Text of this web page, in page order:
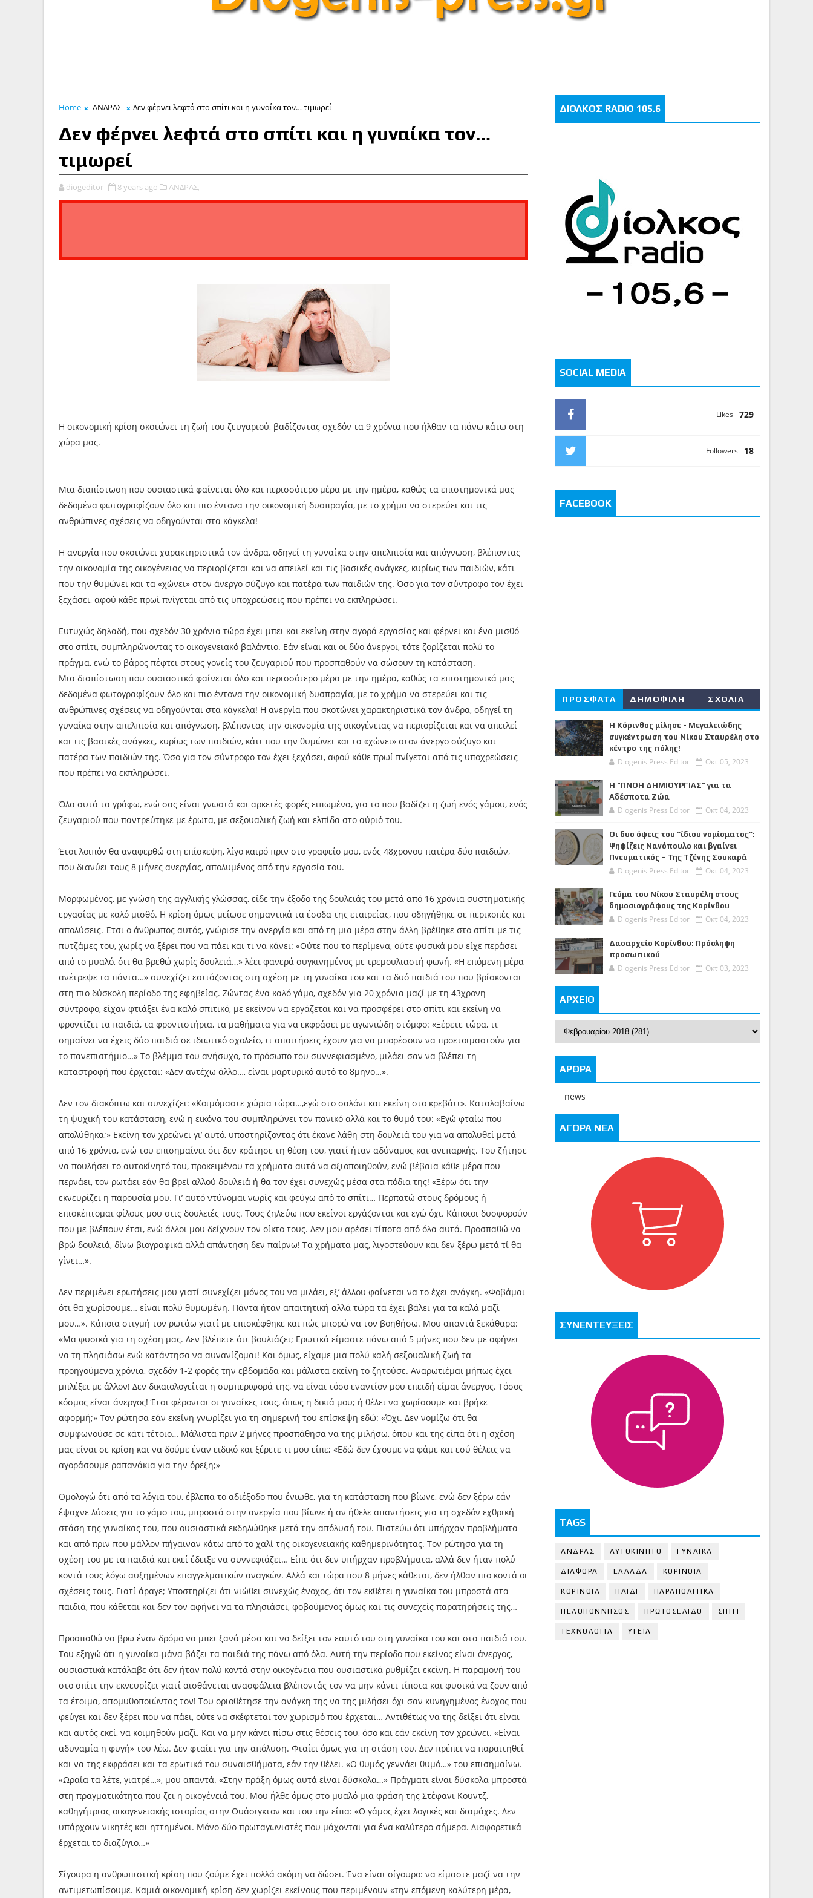
Home ΑΝΔΡΑΣ Δεν φέρνει λεφτά στο σπίτι και η γυναίκα τον… τιμωρεί
Δεν φέρνει λεφτά στο σπίτι και η γυναίκα τον…
τιμωρεί
diogeditor 8 years ago ΑΝΔΡΑΣ,
Η οικονομική κρίση σκοτώνει τη ζωή του ζευγαριού, βαδίζοντας σχεδόν τα 9 χρόνια που ήλθαν τα πάνω κάτω στη
χώρα μας.
Μια διαπίστωση που ουσιαστικά φαίνεται όλο και περισσότερο μέρα με την ημέρα, καθώς τα επιστημονικά μας
δεδομένα φωτογραφίζουν όλο και πιο έντονα την οικονομική δυσπραγία, με το χρήμα να στερεύει και τις
ανθρώπινες σχέσεις να οδηγούνται στα κάγκελα!
Η ανεργία που σκοτώνει χαρακτηριστικά τον άνδρα, οδηγεί τη γυναίκα στην απελπισία και απόγνωση, βλέποντας
την οικονομία της οικογένειας να περιορίζεται και να απειλεί και τις βασικές ανάγκες, κυρίως των παιδιών, κάτι
που την θυμώνει και τα «χώνει» στον άνεργο σύζυγο και πατέρα των παιδιών της. Όσο για τον σύντροφο τον έχει
ξεχάσει, αφού κάθε πρωί πνίγεται από τις υποχρεώσεις που πρέπει να εκπληρώσει.
Ευτυχώς δηλαδή, που σχεδόν 30 χρόνια τώρα έχει μπει και εκείνη στην αγορά εργασίας και φέρνει και ένα μισθό
στο σπίτι, συμπληρώνοντας το οικογενειακό βαλάντιο. Εάν είναι και οι δύο άνεργοι, τότε ζορίζεται πολύ το
πράγμα, ενώ το βάρος πέφτει στους γονείς του ζευγαριού που προσπαθούν να σώσουν τη κατάσταση.
Μια διαπίστωση που ουσιαστικά φαίνεται όλο και περισσότερο μέρα με την ημέρα, καθώς τα επιστημονικά μας
δεδομένα φωτογραφίζουν όλο και πιο έντονα την οικονομική δυσπραγία, με το χρήμα να στερεύει και τις
ανθρώπινες σχέσεις να οδηγούνται στα κάγκελα! Η ανεργία που σκοτώνει χαρακτηριστικά τον άνδρα, οδηγεί τη
γυναίκα στην απελπισία και απόγνωση, βλέποντας την οικονομία της οικογένειας να περιορίζεται και να απειλεί
και τις βασικές ανάγκες, κυρίως των παιδιών, κάτι που την θυμώνει και τα «χώνει» στον άνεργο σύζυγο και
πατέρα των παιδιών της. Όσο για τον σύντροφο τον έχει ξεχάσει, αφού κάθε πρωί πνίγεται από τις υποχρεώσεις
που πρέπει να εκπληρώσει.
Όλα αυτά τα γράφω, ενώ σας είναι γνωστά και αρκετές φορές ειπωμένα, για το που βαδίζει η ζωή ενός γάμου, ενός
ζευγαριού που παντρεύτηκε με έρωτα, με σεξουαλική ζωή και ελπίδα στο αύριό του.
Έτσι λοιπόν θα αναφερθώ στη επίσκεψη, λίγο καιρό πριν στο γραφείο μου, ενός 48χρονου πατέρα δύο παιδιών,
που διανύει τους 8 μήνες ανεργίας, απολυμένος από την εργασία του.
Μορφωμένος, με γνώση της αγγλικής γλώσσας, είδε την έξοδο της δουλειάς του μετά από 16 χρόνια συστηματικής
εργασίας με καλό μισθό. Η κρίση όμως μείωσε σημαντικά τα έσοδα της εταιρείας, που οδηγήθηκε σε περικοπές και
απολύσεις. Έτσι ο άνθρωπος αυτός, γνώρισε την ανεργία και από τη μια μέρα στην άλλη βρέθηκε στο σπίτι με τις
πυτζάμες του, χωρίς να ξέρει που να πάει και τι να κάνει: «Ούτε που το περίμενα, ούτε φυσικά μου είχε περάσει
από το μυαλό, ότι θα βρεθώ χωρίς δουλειά…» λέει φανερά συγκινημένος με τρεμουλιαστή φωνή. «Η επόμενη μέρα
ανέτρεψε τα πάντα…» συνεχίζει εστιάζοντας στη σχέση με τη γυναίκα του και τα δυό παιδιά του που βρίσκονται
στη πιο δύσκολη περίοδο της εφηβείας. Ζώντας ένα καλό γάμο, σχεδόν για 20 χρόνια μαζί με τη 43χρονη
σύντροφο, είχαν φτιάξει ένα καλό σπιτικό, με εκείνον να εργάζεται και να προσφέρει στο σπίτι και εκείνη να
φροντίζει τα παιδιά, τα φροντιστήρια, τα μαθήματα για να εκφράσει με αγωνιώδη στόμφο: «Ξέρετε τώρα, τι
σημαίνει να έχεις δύο παιδιά σε ιδιωτικό σχολείο, τι απαιτήσεις έχουν για να μπορέσουν να προετοιμαστούν για
το πανεπιστήμιο…» To βλέμμα του ανήσυχο, το πρόσωπο του συννεφιασμένο, μιλάει σαν να βλέπει τη
καταστροφή που έρχεται: «Δεν αντέχω άλλο…, είναι μαρτυρικό αυτό το 8μηνο…».
Δεν τον διακόπτω και συνεχίζει: «Κοιμόμαστε χώρια τώρα…,εγώ στο σαλόνι και εκείνη στο κρεβάτι». Καταλαβαίνω
τη ψυχική του κατάσταση, ενώ η εικόνα του συμπληρώνει τον πανικό αλλά και το θυμό του: «Εγώ φταίω που
απολύθηκα;» Εκείνη τον χρεώνει γι’ αυτό, υποστηρίζοντας ότι έκανε λάθη στη δουλειά του για να απολυθεί μετά
από 16 χρόνια, ενώ του επισημαίνει ότι δεν κράτησε τη θέση του, γιατί ήταν αδύναμος και ανεπαρκής. Του ζήτησε
να πουλήσει το αυτοκίνητό του, προκειμένου τα χρήματα αυτά να αξιοποιηθούν, ενώ βέβαια κάθε μέρα που
περνάει, τον ρωτάει εάν θα βρεί αλλού δουλειά ή θα τον έχει συνεχώς μέσα στα πόδια της! «Ξέρω ότι την
εκνευρίζει η παρουσία μου. Γι’ αυτό ντύνομαι νωρίς και φεύγω από το σπίτι… Περπατώ στους δρόμους ή
επισκέπτομαι φίλους μου στις δουλειές τους. Τους ζηλεύω που εκείνοι εργάζονται και εγώ όχι. Κάποιοι δυσφορούν
που με βλέπουν έτσι, ενώ άλλοι μου δείχνουν τον οίκτο τους. Δεν μου αρέσει τίποτα από όλα αυτά. Προσπαθώ να
βρώ δουλειά, δίνω βιογραφικά αλλά απάντηση δεν παίρνω! Τα χρήματα μας, λιγοστεύουν και δεν ξέρω μετά τί θα
γίνει…».
Δεν περιμένει ερωτήσεις μου γιατί συνεχίζει μόνος του να μιλάει, εξ’ άλλου φαίνεται να το έχει ανάγκη. «Φοβάμαι
ότι θα χωρίσουμε… είναι πολύ θυμωμένη. Πάντα ήταν απαιτητική αλλά τώρα τα έχει βάλει για τα καλά μαζί
μου…». Κάποια στιγμή τον ρωτάω γιατί με επισκέφθηκε και πώς μπορώ να τον βοηθήσω. Μου απαντά ξεκάθαρα:
«Μα φυσικά για τη σχέση μας. Δεν βλέπετε ότι βουλιάζει; Ερωτικά είμαστε πάνω από 5 μήνες που δεν με αφήνει
να τη πλησιάσω ενώ κατάντησα να αυνανίζομαι! Και όμως, είχαμε μια πολύ καλή σεξουαλική ζωή τα
προηγούμενα χρόνια, σχεδόν 1-2 φορές την εβδομάδα και μάλιστα εκείνη το ζητούσε. Αναρωτιέμαι μήπως έχει
μπλέξει με άλλον! Δεν δικαιολογείται η συμπεριφορά της, να είναι τόσο εναντίον μου επειδή είμαι άνεργος. Τόσος
κόσμος είναι άνεργος! Έτσι φέρονται οι γυναίκες τους, όπως η δικιά μου; ή θέλει να χωρίσουμε και βρήκε
αφορμή;» Τον ρώτησα εάν εκείνη γνωρίζει για τη σημερινή του επίσκεψη εδώ: «Όχι. Δεν νομίζω ότι θα
συμφωνούσε σε κάτι τέτοιο… Μάλιστα πριν 2 μήνες προσπάθησα να της μιλήσω, όπου και της είπα ότι η σχέση
μας είναι σε κρίση και να δούμε έναν ειδικό και ξέρετε τι μου είπε; «Εδώ δεν έχουμε να φάμε και εσύ θέλεις να
αγοράσουμε ραπανάκια για την όρεξη;»
Ομολογώ ότι από τα λόγια του, έβλεπα το αδιέξοδο που ένιωθε, για τη κατάσταση που βίωνε, ενώ δεν ξέρω εάν
έψαχνε λύσεις για το γάμο του, μπροστά στην ανεργία που βίωνε ή αν ήθελε απαντήσεις για τη σχεδόν εχθρική
στάση της γυναίκας του, που ουσιαστικά εκδηλώθηκε μετά την απόλυσή του. Πιστεύω ότι υπήρχαν προβλήματα
και από πριν που μάλλον πήγαιναν κάτω από το χαλί της οικογενειακής καθημερινότητας. Τον ρώτησα για τη
σχέση του με τα παιδιά και εκεί έδειξε να συννεφιάζει… Είπε ότι δεν υπήρχαν προβλήματα, αλλά δεν ήταν πολύ
κοντά τους λόγω αυξημένων επαγγελματικών αναγκών. Αλλά και τώρα που 8 μήνες κάθεται, δεν ήλθαν πιο κοντά οι
σχέσεις τους. Γιατί άραγε; Υποστηρίζει ότι νιώθει συνεχώς ένοχος, ότι τον εκθέτει η γυναίκα του μπροστά στα
παιδιά, που κάθεται και δεν τον αφήνει να τα πλησιάσει, φοβούμενος όμως και τις συνεχείς παρατηρήσεις της…
Προσπαθώ να βρω έναν δρόμο να μπει ξανά μέσα και να δείξει τον εαυτό του στη γυναίκα του και στα παιδιά του.
Του εξηγώ ότι η γυναίκα-μάνα βάζει τα παιδιά της πάνω από όλα. Αυτή την περίοδο που εκείνος είναι άνεργος,
ουσιαστικά κατάλαβε ότι δεν ήταν πολύ κοντά στην οικογένεια που ουσιαστικά ρυθμίζει εκείνη. Η παραμονή του
στο σπίτι την εκνευρίζει γιατί αισθάνεται ανασφάλεια βλέποντάς τον να μην κάνει τίποτα και φυσικά να ζουν από
τα έτοιμα, απομυθοποιώντας τον! Του οριοθέτησε την ανάγκη της να της μιλήσει όχι σαν κυνηγημένος ένοχος που
φεύγει και δεν ξέρει που να πάει, ούτε να σκέφτεται τον χωρισμό που έρχεται… Αντιθέτως να της δείξει ότι είναι
και αυτός εκεί, να κοιμηθούν μαζί. Και να μην κάνει πίσω στις θέσεις του, όσο και εάν εκείνη τον χρεώνει. «Είναι
αδυναμία η φυγή» του λέω. Δεν φταίει για την απόλυση. Φταίει όμως για τη στάση του. Δεν πρέπει να παραιτηθεί
και να της εκφράσει και τα ερωτικά του συναισθήματα, εάν την θέλει. «Ο θυμός γεννάει θυμό…» του επισημαίνω.
«Ωραία τα λέτε, γιατρέ…», μου απαντά. «Στην πράξη όμως αυτά είναι δύσκολα…» Πράγματι είναι δύσκολα μπροστά
στη πραγματικότητα που ζει η οικογένειά του. Μου ήλθε όμως στο μυαλό μια φράση της Στέφανι Κουντζ,
καθηγήτριας οικογενειακής ιστορίας στην Ουάσιγκτον και του την είπα: «Ο γάμος έχει λογικές και διαμάχες. Δεν
υπάρχουν νικητές και ηττημένοι. Μόνο δύο πρωταγωνιστές που μάχονται για ένα καλύτερο σήμερα. Διαφορετικά
έρχεται το διαζύγιο…»
Σίγουρα η ανθρωπιστική κρίση που ζούμε έχει πολλά ακόμη να δώσει. Ένα είναι σίγουρο: να είμαστε μαζί να την
αντιμετωπίσουμε. Καμιά οικονομική κρίση δεν χωρίζει εκείνους που περιμένουν «την επόμενη καλύτερη μέρα,
ΔΙΟΛΚΟΣ RADIO 105.6
SOCIAL MEDIA
729
Likes
18
Followers
FACEBOOK
ΠΡΟΣΦΑΤΑ ΔΗΜΟΦΙΛΗ ΣΧΟΛΙΑ
Η Κόρινθος μίλησε - Μεγαλειώδης
συγκέντρωση του Νίκου Σταυρέλη στο
κέντρο της πόλης!
Diogenis Press Editor Οκτ 05, 2023
Η "ΠΝΟΗ ΔΗΜΙΟΥΡΓΙΑΣ" για τα
Αδέσποτα Ζώα
Diogenis Press Editor Οκτ 04, 2023
Οι δυο όψεις του “ίδιου νομίσματος”:
Ψηφίζεις Νανόπουλο και βγαίνει
Πνευματικός – Της Τζένης Σουκαρά
Diogenis Press Editor Οκτ 04, 2023
Γεύμα του Νίκου Σταυρέλη στους
δημοσιογράφους της Κορίνθου
Diogenis Press Editor Οκτ 04, 2023
Δασαρχείο Κορίνθου: Πρόσληψη
προσωπικού
Diogenis Press Editor Οκτ 03, 2023
ΑΡΧΕΙΟ
ΑΡΘΡΑ
ΑΓΟΡΑ ΝΕΑ
ΣΥΝΕΝΤΕΥΞΕΙΣ
TAGS
ΑΝΔΡΑΣ ΑΥΤΟΚΙΝΗΤΟ ΓΥΝΑΙΚΑ
ΔΙΑΦΟΡΑ ΕΛΛΑΔΑ ΚΟΡΙΝΘΙΑ
ΚΟΡΙΝΘΙA ΠΑΙΔΙ ΠΑΡΑΠΟΛΙΤΙΚΑ
ΠΕΛΟΠΟΝΝΗΣΟΣ ΠΡΩΤΟΣΕΛΙΔΟ ΣΠΙΤΙ
ΤΕΧΝΟΛΟΓΙΑ ΥΓΕΙΑ